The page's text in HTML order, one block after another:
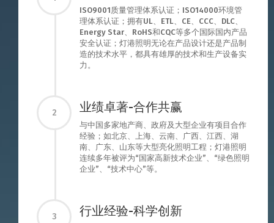
ISO9001质量管理体系认证；ISO14000环境管
理体系认证；拥有UL、ETL、CE、CCC、DLC、
Energy Star、RoHS和CQC等多个国际国内产品
安全认证；灯港照明无论在产品设计还是产品制
造的技术水平，都具有雄厚的技术和生产设备实
力。
2 业绩卓著-合作共赢
与中国多家地产商、政府及大型企业有项目合作
经验；如北京、上海、云南、广西、江西、湖
南、广东、山东等大型亮化照明工程；灯港照明
连续多年被评为“国家高新技术企业”、“绿色照明
企业”、“技术中心”等。
3 行业经验-科学创新